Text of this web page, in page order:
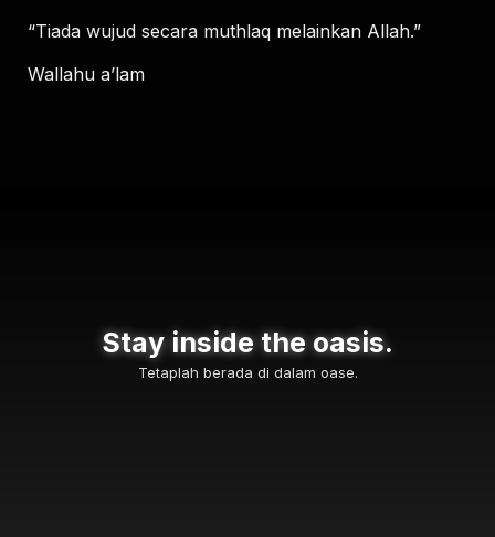
“Tiada wujud secara muthlaq melainkan Allah.”
Wallahu a’lam
Stay inside the oasis.
Tetaplah berada di dalam oase.